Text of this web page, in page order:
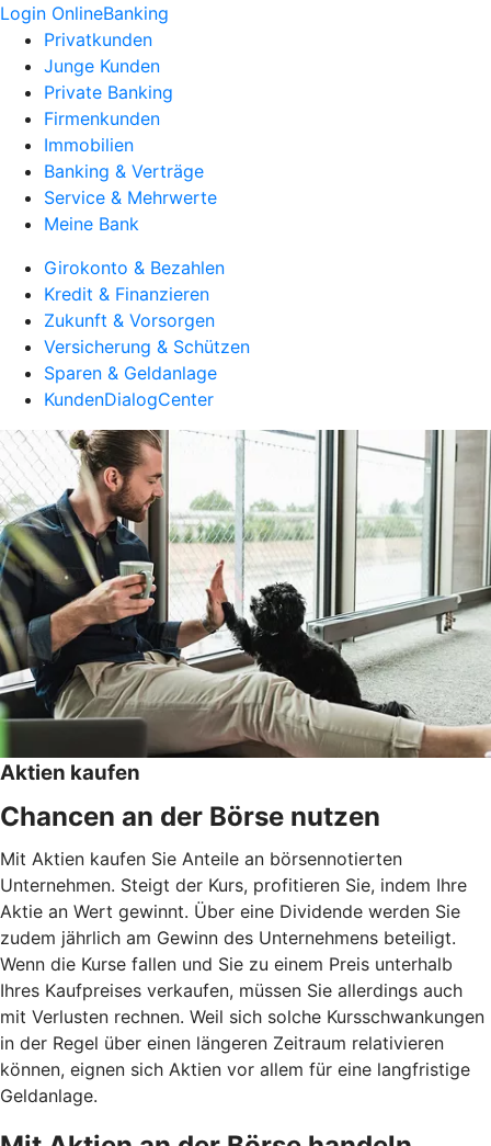
Login OnlineBanking
Privatkunden
Junge Kunden
Private Banking
Firmenkunden
Immobilien
Banking & Verträge
Service & Mehrwerte
Meine Bank
Girokonto & Bezahlen
Kredit & Finanzieren
Zukunft & Vorsorgen
Versicherung & Schützen
Sparen & Geldanlage
KundenDialogCenter
Aktien kaufen
Chancen an der Börse nutzen
Mit Aktien kaufen Sie Anteile an börsennotierten
Unternehmen. Steigt der Kurs, profitieren Sie, indem Ihre
Aktie an Wert gewinnt. Über eine Dividende werden Sie
zudem jährlich am Gewinn des Unternehmens beteiligt.
Wenn die Kurse fallen und Sie zu einem Preis unterhalb
Ihres Kaufpreises verkaufen, müssen Sie allerdings auch
mit Verlusten rechnen. Weil sich solche Kursschwankungen
in der Regel über einen längeren Zeitraum relativieren
können, eignen sich Aktien vor allem für eine langfristige
Geldanlage.